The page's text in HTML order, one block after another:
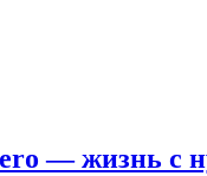
— жизнь с